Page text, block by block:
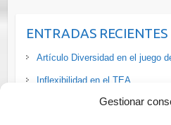
Gestionar
ENTRADAS RECIENTES
Artículo Diversidad en el juego
Inflexibilidad en el TEA
La situación de las personas